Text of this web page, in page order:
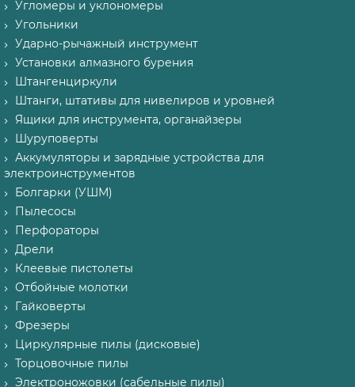
Угломеры и уклономеры
Угольники
Ударно-рычажный инструмент
Установки алмазного бурения
Штангенциркули
Штанги, штативы для нивелиров и уровней
Ящики для инструмента, органайзеры
Шуруповерты
Аккумуляторы и зарядные устройства для
электроинструментов
Болгарки (УШМ)
Пылесосы
Перфораторы
Дрели
Клеевые пистолеты
Отбойные молотки
Гайковерты
Фрезеры
Циркулярные пилы (дисковые)
Торцовочные пилы
Электроножовки (сабельные пилы)